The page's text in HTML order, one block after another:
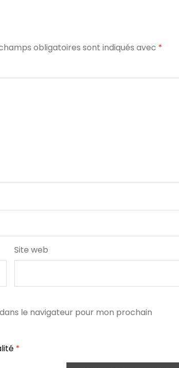
obligatoires sont indiqués avec *
Site web
le navigateur pour mon prochain
*